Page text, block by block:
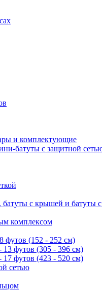
и комплектующие
батуты с защитной
с крышей и батуты
комплексом
футов (152 - 252 см)
13 футов (305 - 396 см)
17 футов (423 - 520 см)
сетью